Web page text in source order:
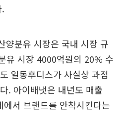
양분유 시장은 국내 시장 규
유 시장 4000억원의 20% 수
일동후디스가 사실상 과점
. 아이배냇은 내년도 매출
서 브랜드를 안착시킨다는